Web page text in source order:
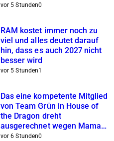
vor 5 Stunden0
RAM kostet immer noch zu
viel und alles deutet darauf
hin, dass es auch 2027 nicht
besser wird
vor 5 Stunden1
Das eine kompetente Mitglied
von Team Grün in House of
the Dragon dreht
ausgerechnet wegen Mama
am Rad
vor 6 Stunden0